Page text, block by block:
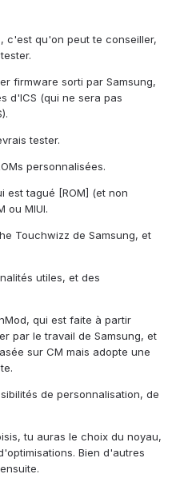
c'est qu'on peut te conseiller,
firmware sorti par Samsung,
d'ICS (qui ne sera pas
tester.
personnalisées.
est tagué [ROM] (et non
ou MIUI.
Touchwizz de Samsung, et
utiles, et des
qui est faite à partir
par le travail de Samsung, et
sur CM mais adopte une
de personnalisation, de
tu auras le choix du noyau,
Bien d'autres